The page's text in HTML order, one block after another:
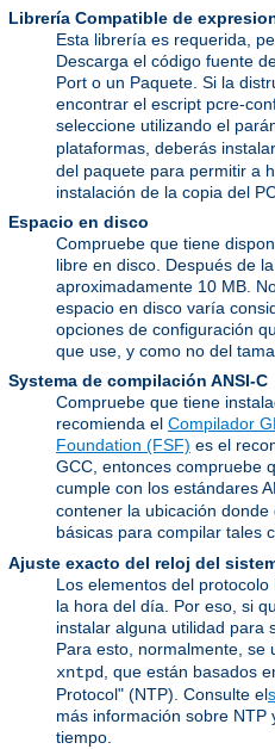
Librería Compatible de
Esta librería es requerida,
Descarga el código fuente
Port o un Paquete. Si la
encontrar el escript pcre-
seleccione utilizando el
plataformas, deberás
del paquete para permitir a
instalación de la copia del
Espacio en disco
Compruebe que tiene
libre en disco. Después de
aproximadamente 10 MB.
espacio en disco varía
opciones de configuración
que use, y como no del
Systema de compilación ANSI-C
Compruebe que tiene
recomienda el Compilador
Foundation (FSF) es el
GCC, entonces compruebe
cumple con los estándares
contener la ubicación
básicas para compilar tales
Ajuste exacto del reloj del
Los elementos del
la hora del día. Por eso, si
instalar alguna utilidad para
Para esto, normalmente, se
xntpd, que están basados
Protocol" (NTP). Consulte el
más información sobre NTP
tiempo.